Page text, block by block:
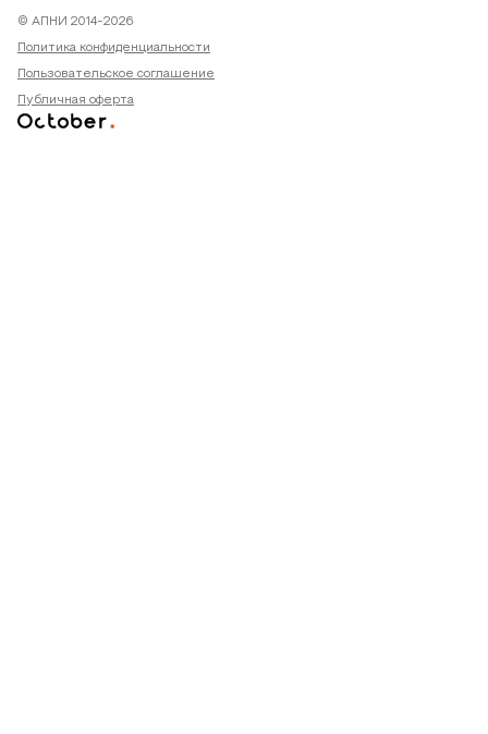
© АПНИ 2014-2026
Политика конфиденциальности
Пользовательское соглашение
Публичная оферта